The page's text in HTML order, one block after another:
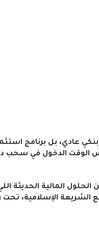
عادي، بل برنامج
الوقت الدخول في سحب
المالية الحديثة
الشريعة الإسلامية،